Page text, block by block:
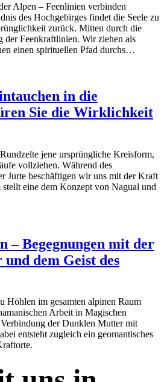
Alpen – Feenlinien verbinden
des Hochgebirges findet die Seele zu
zurück. Mitten durch die
der Feenkraftlinien. Wir ziehen als
einen spirituellen Pfad durchs…
in die
Sie die Wirklichkeit
jene ursprüngliche Kreisform,
vollziehen. Während des
Jurte beschäftigen wir uns mit der Kraft
stellt eine dem Konzept von Nagual und
– Begegnungen mit der
dem Geist des
Höhlen im gesamten alpinen Raum
Arbeit in Magischen
der Dunklen Mutter mit
entsteht zugleich ein geomantisches